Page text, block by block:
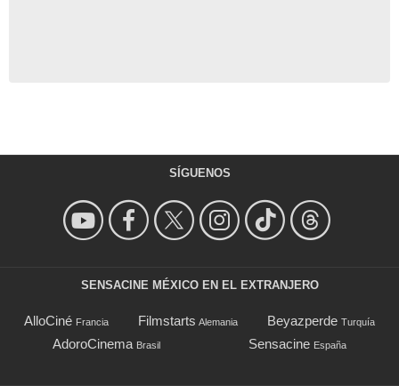
SÍGUENOS
SENSACINE MÉXICO EN EL EXTRANJERO
AlloCiné Francia Filmstarts Alemania Beyazperde Turquía
AdoroCinema Brasil Sensacine España